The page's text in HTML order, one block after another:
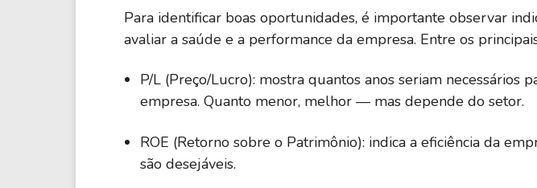
Para identificar boas oportunidades, é importante observar
avaliar a saúde e a performance da empresa. Entre os
P/L (Preço/Lucro): mostra quantos anos seriam
empresa. Quanto menor, melhor — mas depende do setor.
ROE (Retorno sobre o Patrimônio): indica a eficiência da
são desejáveis.